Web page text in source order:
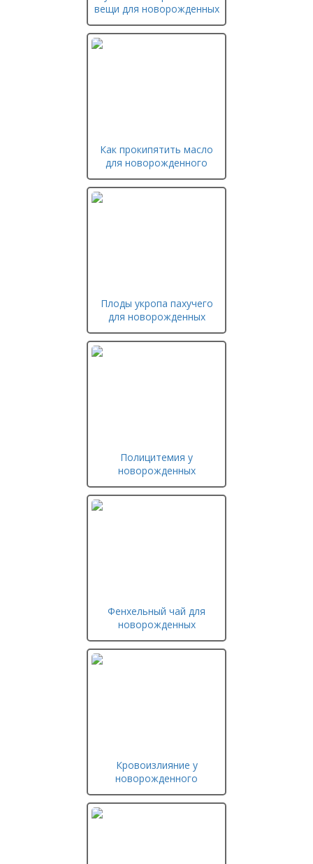
вещи для новорожденных
Как прокипятить масло
для новорожденного
Плоды укропа пахучего
для новорожденных
Полицитемия у
новорожденных
Фенхельный чай для
новорожденных
Кровоизлияние у
новорожденного